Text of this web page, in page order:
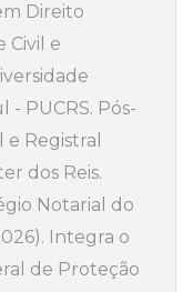
Direito
Civil e
- PUCRS. Pós-
Registral
dos Reis.
Notarial do
Integra o
de Proteção